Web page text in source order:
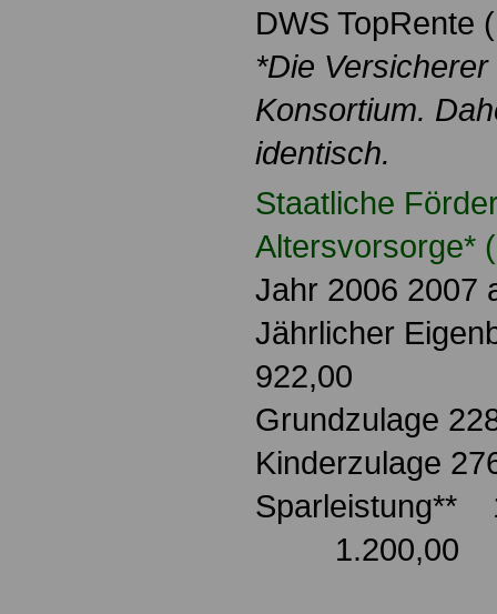
DWS TopRente
*Die
Konsortium.
identisch.
Staatliche
Altersvorsorge*
Jahr 2006 2007
Jährlicher
922,00
Grundzulage
Kinderzulage
Sparleistung**
1.200,00